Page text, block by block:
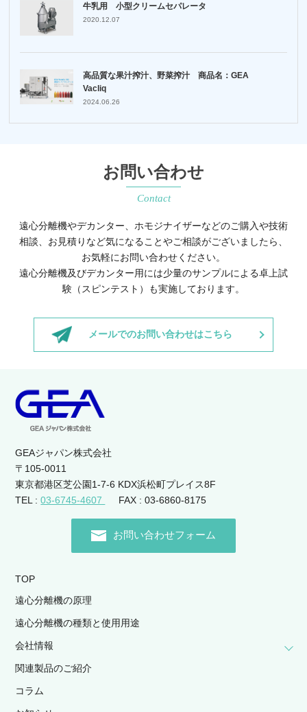
牛乳用 小型クリームセパレータ
2020.12.07
高品質な果汁搾汁、野菜搾汁 商品名：GEA
Vacliq
2024.06.26
お問い合わせ
Contact
遠心分離機やデカンター、ホモジナイザーなどのご購入や技術
相談、お見積りなど気になることやご相談がございましたら、
お気軽にお問い合わせください。
遠心分離機及びデカンター用には少量のサンプルによる卓上試
験（スピンテスト）も実施しております。
メールでのお問い合わせはこちら
GEAジャパン株式会社
〒105-0011
東京都港区芝公園1-7-6 KDX浜松町プレイス8F
TEL :03-6745-4607 FAX : 03-6860-8175
お問い合わせフォーム
TOP
遠心分離機の原理
遠心分離機の種類と使用用途
会社情報
関連製品のご紹介
コラム